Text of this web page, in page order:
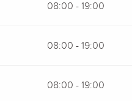
08:00 - 19:00
08:00 - 19:00
08:00 - 19:00